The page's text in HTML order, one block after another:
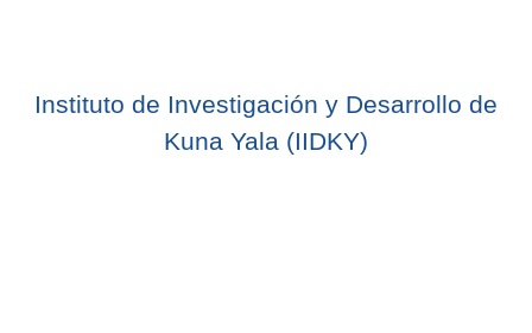
Instituto de Investigación y Desarrollo de
Kuna Yala (IIDKY)